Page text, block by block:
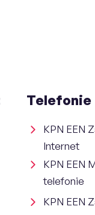
Telefonie
KPN EEN
Internet
KPN EEN
telefonie
KPN EEN